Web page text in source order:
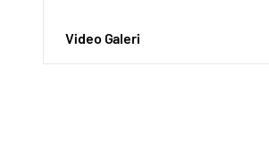
Video Galeri